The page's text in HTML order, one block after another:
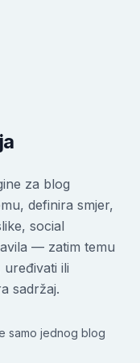
za blog
definira smjer,
social
— zatim temu
ili
sadržaj.
samo jednog blog